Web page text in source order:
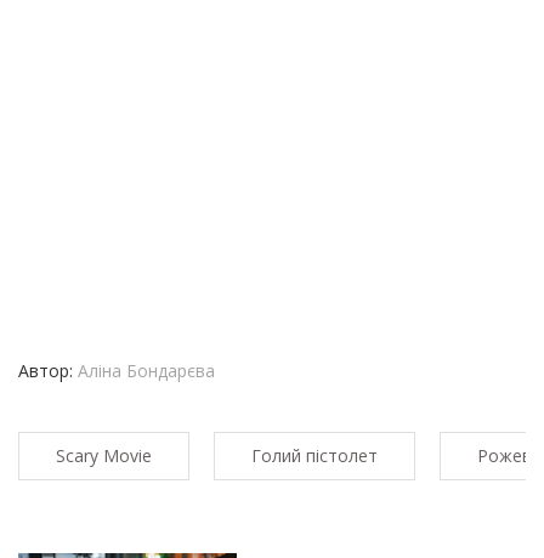
Автор: Аліна Бондарєва
Scary Movie Голий пістолет Рожева